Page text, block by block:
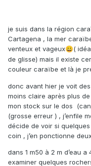
je suis dans la région
Cartagena , la mer
venteux et vageux😀(
de glisse) mais il existe
couleur caraïbe et là je
donc avant hier je voit
moins claire après plus
mon stock sur le dos
(grosse erreur ) , j’enfile
décide de voir si
coin , j’en ponctionne
dans 1 m50 à 2 m d’eau
examiner quelques